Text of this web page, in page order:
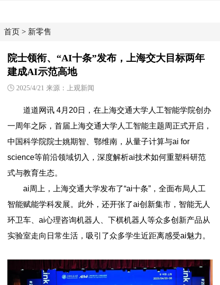
首页 > 新零售
院士领衔、“AI十条”发布，上海交大目标两年
建成AI示范高地
2025/4/21 来源：上观新闻
道道网讯 4月20日，在上海交通大学人工智能学院创办
一周年之际，首届上海交通大学人工智能主题周正式开启，
中国科学院院士姚期智、鄂维南，从量子计算与ai for
science等前沿领域切入，深度解析ai技术如何重塑科研范
式与教育生态。
ai周上，上海交通大学发布了“ai十条”，全面布局人工
智能赋能学科发展。此外，还开张了ai创新集市，智能无人
环卫车、ai心理咨询机器人、下棋机器人等众多创新产品从
实验室走向日常生活，吸引了众多学生近距离感受ai魅力。